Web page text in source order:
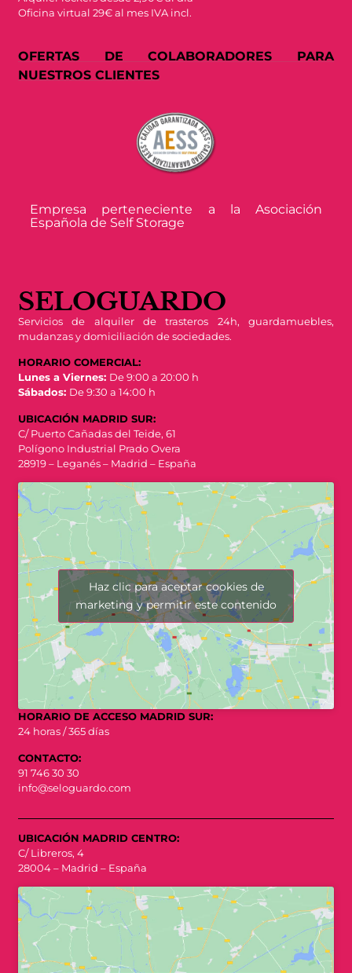
Oficina virtual 29€ al mes IVA incl.
OFERTAS DE COLABORADORES PARA
NUESTROS CLIENTES
Empresa perteneciente a la Asociación
Española de Self Storage
SELOGUARDO
Servicios de alquiler de trasteros 24h, guardamuebles,
mudanzas y domiciliación de sociedades.
HORARIO COMERCIAL:
Lunes a Viernes: De 9:00 a 20:00 h
Sábados: De 9:30 a 14:00 h
UBICACIÓN MADRID SUR:
C/ Puerto Cañadas del Teide, 61
Polígono Industrial Prado Overa
28919 – Leganés – Madrid – España
Haz clic para aceptar cookies de
marketing y permitir este contenido
HORARIO DE ACCESO MADRID SUR:
24 horas / 365 días
CONTACTO:
91 746 30 30
info@seloguardo.com
UBICACIÓN MADRID CENTRO:
C/ Libreros, 4
28004 – Madrid – España